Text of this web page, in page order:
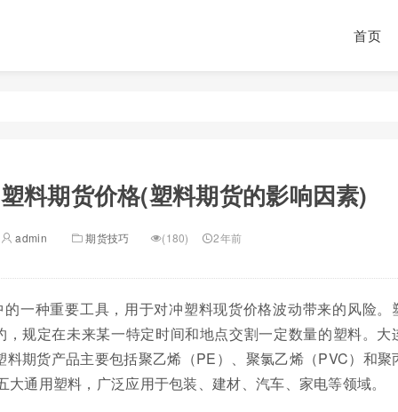
首页
料期货价格(塑料期货的影响因素)
admin 期货技巧 (180) 2年前
一种重要工具，用于对冲塑料现货价格波动带来的风险。
规定在未来某一特定时间和地点交割一定数量的塑料。大
期货产品主要包括聚乙烯（PE）、聚氯乙烯（PVC）和聚
通用塑料，广泛应用于包装、建材、汽车、家电等领域。